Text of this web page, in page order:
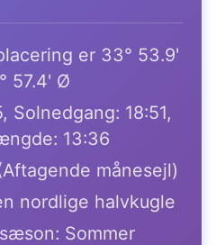
er 33° 53.9'
57.4' Ø
Solnedgang: 18:51,
13:36
månesejl)
nordlige halvkugle
Sommer